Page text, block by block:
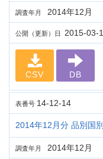
調査年月 2014年12月
公開（更新）日 2015-03-
CSV DB
表番号 14-12-14
2014年12月分 品別国
調査年月 2014年12月